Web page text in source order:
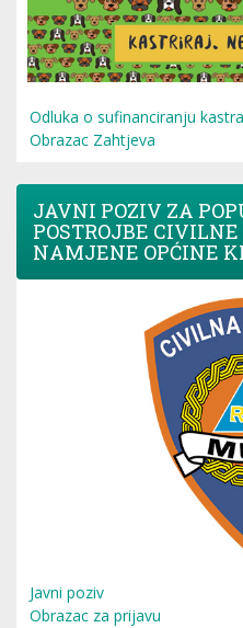
Odluka o sufinanciranju
Obrazac Zahtjeva
JAVNI POZIV ZA
POSTROJBE
NAMJENE OPĆINE
Javni poziv
Obrazac za prijavu